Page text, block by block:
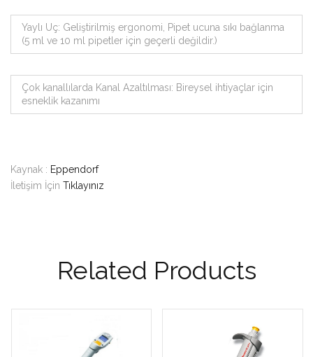
Yaylı Uç: Geliştirilmiş ergonomi, Pipet ucuna sıkı bağlanma
(5 ml ve 10 ml pipetler için geçerli değildir.)
Çok kanallılarda Kanal Azaltılması: Bireysel ihtiyaçlar için
esneklik kazanımı
Kaynak : Eppendorf
İletişim İçin Tıklayınız
Related Products